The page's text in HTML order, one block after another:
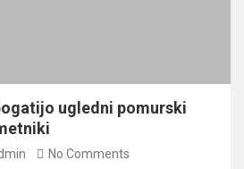
ugledni pomurski
No Comments